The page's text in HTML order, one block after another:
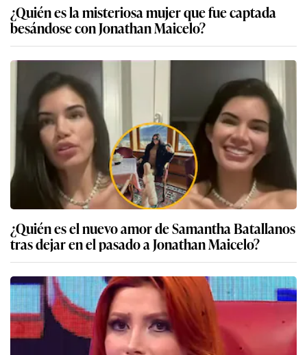
¿Quién es la misteriosa mujer que fue captada
besándose con Jonathan Maicelo?
¿Quién es el nuevo amor de Samantha Batallanos
tras dejar en el pasado a Jonathan Maicelo?